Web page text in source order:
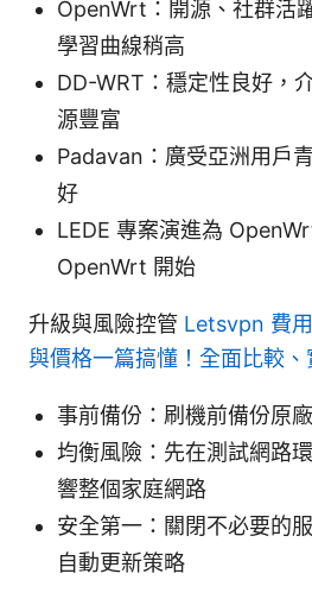
OpenWrt：開源、社群活
學習曲線稍高
DD-WRT：穩定性良好，
源豐富
Padavan：廣受亞洲用戶
好
LEDE 專案演進為
OpenWrt 開始
升級與風險控管 Letsvpn 費
與價格一篇搞懂！全面比較
事前備份：刷機前備份原
均衡風險：先在測試網路
響整個家庭網路
安全第一：關閉不必要的
自動更新策略